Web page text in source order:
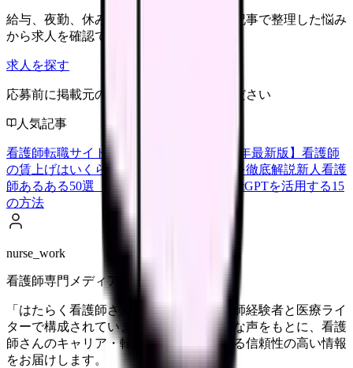
給与、夜勤、休み、ブランクなど、この記事で整理した悩み
から求人を確認できます。
求人を探す
応募前に掲載元の最新情報を確認してください
人気記事
看護師転職サイトランキングTOP5【2026年最新版】 看護師
の賃上げはいくら？2026年度の最新情報を徹底解説新人看護
師あるある50選【共感必至】
看護師がChatGPTを活用する15
の方法
nurse_work
看護師専門メディア
「はたらく看護師さん」編集部は、看護師経験者と医療ライ
ターで構成されています。現場のリアルな声をもとに、看護
師さんのキャリア・転職・働き方に関する信頼性の高い情報
をお届けします。